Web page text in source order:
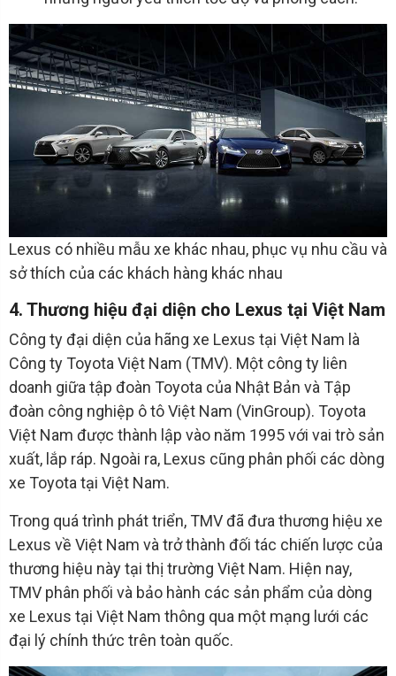
Lexus có nhiều mẫu xe khác nhau, phục vụ nhu cầu và
sở thích của các khách hàng khác nhau
4. Thương hiệu đại diện cho Lexus tại Việt Nam
Công ty đại diện của hãng xe Lexus tại Việt Nam là
Công ty Toyota Việt Nam (TMV). Một công ty liên
doanh giữa tập đoàn Toyota của Nhật Bản và Tập
đoàn công nghiệp ô tô Việt Nam (VinGroup). Toyota
Việt Nam được thành lập vào năm 1995 với vai trò sản
xuất, lắp ráp. Ngoài ra, Lexus cũng phân phối các dòng
xe Toyota tại Việt Nam.
Trong quá trình phát triển, TMV đã đưa thương hiệu xe
Lexus về Việt Nam và trở thành đối tác chiến lược của
thương hiệu này tại thị trường Việt Nam. Hiện nay,
TMV phân phối và bảo hành các sản phẩm của dòng
xe Lexus tại Việt Nam thông qua một mạng lưới các
đại lý chính thức trên toàn quốc.